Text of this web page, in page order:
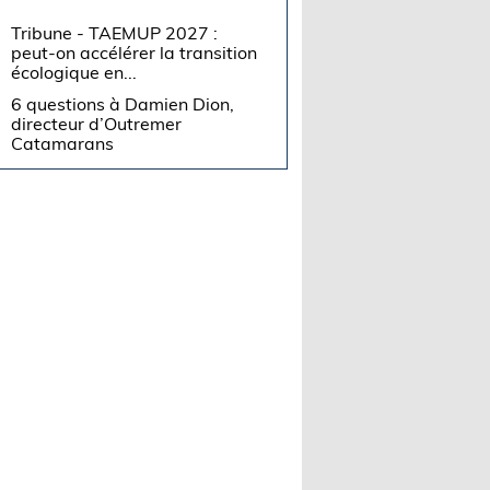
Tribune - TAEMUP 2027 :
peut-on accélérer la transition
écologique en...
6 questions à Damien Dion,
directeur d’Outremer
Catamarans